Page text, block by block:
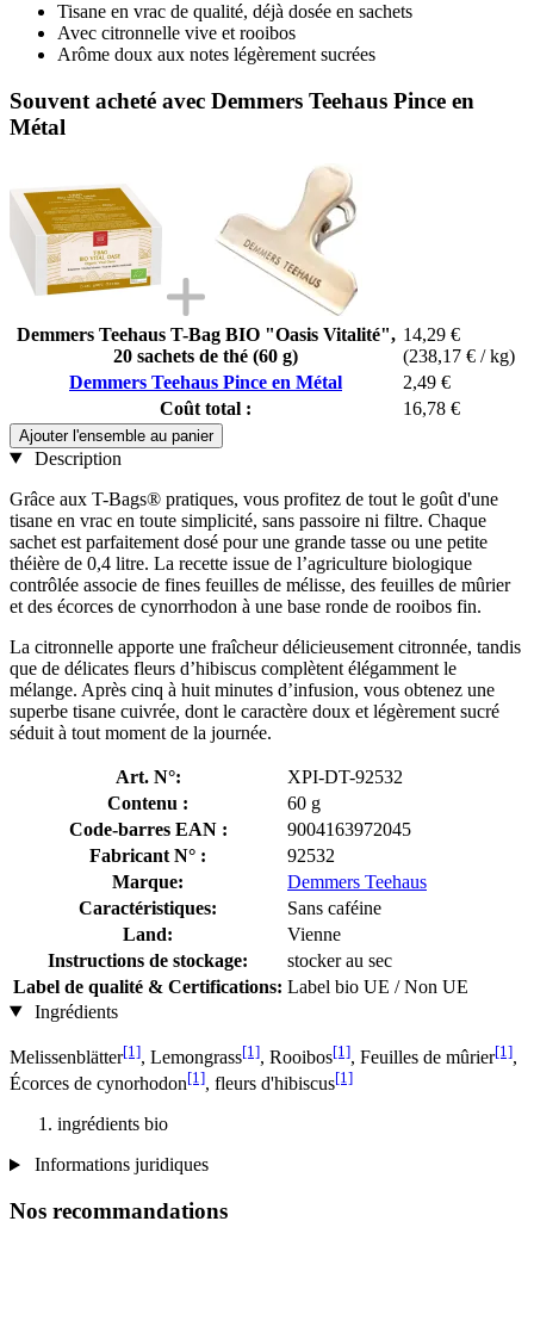
Tisane en vrac de qualité, déjà dosée en sachets
Avec citronnelle vive et rooibos
Arôme doux aux notes légèrement sucrées
Souvent acheté avec Demmers Teehaus Pince en
Métal
Demmers Teehaus T-Bag BIO "Oasis Vitalité",
20 sachets de thé (60 g)
14,29 €
(238,17 € / kg)
Demmers Teehaus Pince en Métal
2,49 €
Coût total :
16,78 €
Ajouter l'ensemble au panier
Description
Grâce aux T-Bags® pratiques, vous profitez de tout le goût d'une
tisane en vrac en toute simplicité, sans passoire ni filtre. Chaque
sachet est parfaitement dosé pour une grande tasse ou une petite
théière de 0,4 litre. La recette issue de l’agriculture biologique
contrôlée associe de fines feuilles de mélisse, des feuilles de mûrier
et des écorces de cynorrhodon à une base ronde de rooibos fin.
La citronnelle apporte une fraîcheur délicieusement citronnée, tandis
que de délicates fleurs d’hibiscus complètent élégamment le
mélange. Après cinq à huit minutes d’infusion, vous obtenez une
superbe tisane cuivrée, dont le caractère doux et légèrement sucré
séduit à tout moment de la journée.
Art. N°:
XPI-DT-92532
Contenu :
60 g
Code-barres EAN :
9004163972045
Fabricant N° :
92532
Marque:
Demmers Teehaus
Caractéristiques:
Sans caféine
Land:
Vienne
Instructions de stockage:
stocker au sec
Label de qualité & Certifications: Label bio UE / Non UE
Ingrédients
Melissenblätter[1], Lemongrass[1], Rooibos[1], Feuilles de mûrier[1],
Écorces de cynorhodon[1], fleurs d'hibiscus[1]
ingrédients bio
Informations juridiques
Nos recommandations